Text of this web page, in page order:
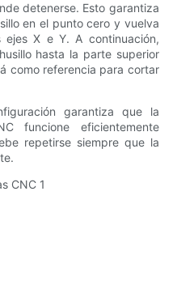
detenerse. Esto garantiza
en el punto cero y vuelva
X e Y. A continuación,
hasta la parte superior
como referencia para cortar
garantiza que la
funcione eficientemente
repetirse siempre que la